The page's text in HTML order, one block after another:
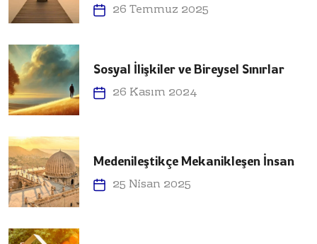
26 Temmuz 2025
Sosyal İlişkiler ve Bireysel Sınırlar
26 Kasım 2024
Medenileştikçe Mekanikleşen İnsan
25 Nisan 2025